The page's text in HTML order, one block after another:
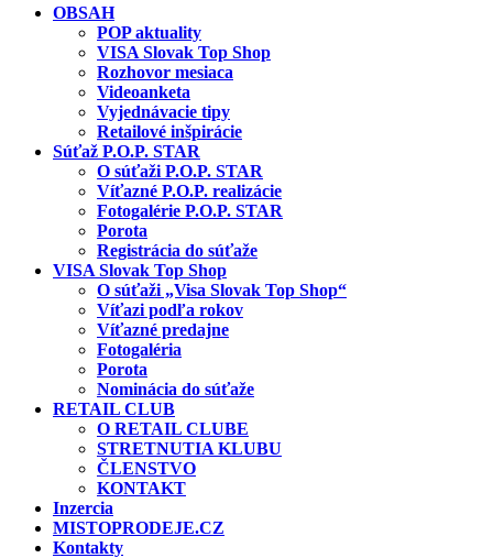
OBSAH
POP aktuality
VISA Slovak Top Shop
Rozhovor mesiaca
Videoanketa
Vyjednávacie tipy
Retailové inšpirácie
Súťaž P.O.P. STAR
O súťaži P.O.P. STAR
Víťazné P.O.P. realizácie
Fotogalérie P.O.P. STAR
Porota
Registrácia do súťaže
VISA Slovak Top Shop
O súťaži „Visa Slovak Top Shop“
Víťazi podľa rokov
Víťazné predajne
Fotogaléria
Porota
Nominácia do súťaže
RETAIL CLUB
O RETAIL CLUBE
STRETNUTIA KLUBU
ČLENSTVO
KONTAKT
Inzercia
MISTOPRODEJE.CZ
Kontakty